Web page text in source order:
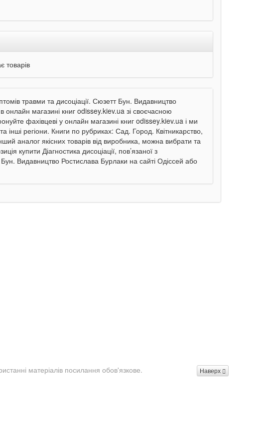
товарів
травми та дисоціації. Сюзетт Бун. Видавництво
магазині книг odissey.kiev.ua зі своєчасною
фахівцеві у онлайн магазині книг odissey.kiev.ua і ми
інші регіони. Книги по рубриках: Сад. Город. Квітникарство,
аналог якісних товарів від виробника, можна вибрати та
купити Діагностика дисоціації, пов’язаної з
Видавництво Ростислава Бурлаки на сайті Одіссей або
Наверх
матеріалів посилання обов'язкове.